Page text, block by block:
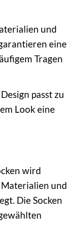
und
eine
Tragen
passt zu
Look eine
wird
und
Die Socken